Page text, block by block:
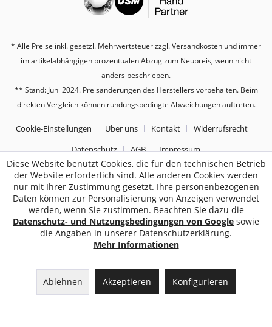
* Alle Preise inkl. gesetzl. Mehrwertsteuer zzgl.Versandkosten und immer
im artikelabhängigen prozentualen Abzug zum Neupreis, wenn nicht
anders beschrieben.
** Stand: Juni 2024. Preisänderungen des Herstellers vorbehalten. Beim
direkten Vergleich können rundungsbedingte Abweichungen auftreten.
Cookie-Einstellungen Über uns Kontakt
Widerrufsrecht
Datenschutz
AGB Impressum
Sebworld
2187 Bewertungen auf ProvenExpert.com
Diese Website benutzt Cookies, die für den technischen Betrieb
der Website erforderlich sind. Alle anderen Cookies werden
nur mit Ihrer Zustimmung gesetzt. Ihre personenbezogenen
Daten können zur Personalisierung von Anzeigen verwendet
werden, wenn Sie zustimmen. Beachten Sie dazu die
Datenschutz- und Nutzungsbedingungen von Google sowie
die Angaben in unserer Datenschutzerklärung.
Mehr Informationen
Ablehnen Akzeptieren Konfigurieren